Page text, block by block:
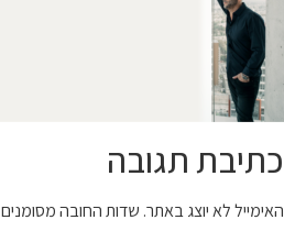
כתיבת תגובה
האימייל לא יוצג באתר. שדות החובה מסומנים